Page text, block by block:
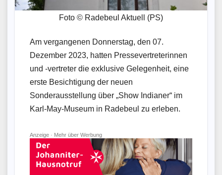
Foto © Radebeul Aktuell (PS)
Am vergangenen Donnerstag, den 07.
Dezember 2023, hatten Pressevertreterinnen
und -vertreter die exklusive Gelegenheit, eine
erste Besichtigung der neuen
Sonderausstellung über „Show Indianer“ im
Karl-May-Museum in Radebeul zu erleben.
Anzeige · Mehr über Werbung